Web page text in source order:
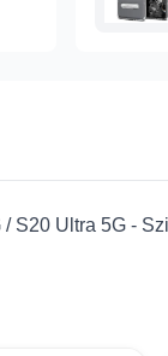
S20 Ultra 5G -